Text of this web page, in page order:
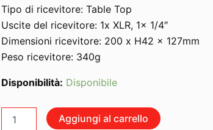
Tipo di ricevitore: Table Top
Uscite del ricevitore: 1x XLR, 1x 1/4″
Dimensioni ricevitore: 200 x H42 x 127mm
Peso ricevitore: 340g
Disponibilità: Disponibile
SENNHEISER
XSW
Aggiungi al carrello